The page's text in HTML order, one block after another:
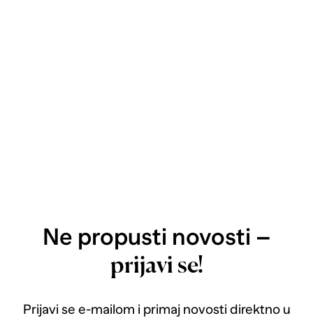
Ne propusti novosti –
prijavi se!
Prijavi se e-mailom i primaj novosti direktno u